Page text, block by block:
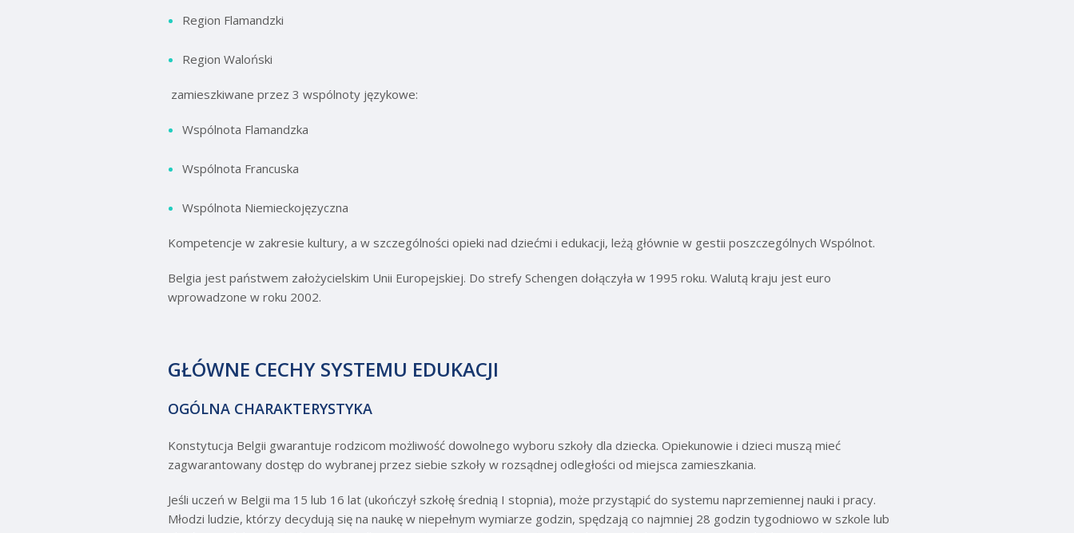
Region Flamandzki
Region Waloński
zamieszkiwane przez 3 wspólnoty językowe:
Wspólnota Flamandzka
Wspólnota Francuska
Wspólnota Niemieckojęzyczna
Kompetencje w zakresie kultury, a w szczególności opieki nad dziećmi i edukacji, leżą głównie w gestii poszczególnych Wspólnot.
Belgia jest państwem założycielskim Unii Europejskiej. Do strefy Schengen dołączyła w 1995 roku. Walutą kraju jest euro
wprowadzone w roku 2002.
GŁÓWNE CECHY SYSTEMU EDUKACJI
OGÓLNA CHARAKTERYSTYKA
Konstytucja Belgii gwarantuje rodzicom możliwość dowolnego wyboru szkoły dla dziecka. Opiekunowie i dzieci muszą mieć
zagwarantowany dostęp do wybranej przez siebie szkoły w rozsądnej odległości od miejsca zamieszkania.
Jeśli uczeń w Belgii ma 15 lub 16 lat (ukończył szkołę średnią I stopnia), może przystąpić do systemu naprzemiennej nauki i pracy.
Młodzi ludzie, którzy decydują się na naukę w niepełnym wymiarze godzin, spędzają co najmniej 28 godzin tygodniowo w szkole lub